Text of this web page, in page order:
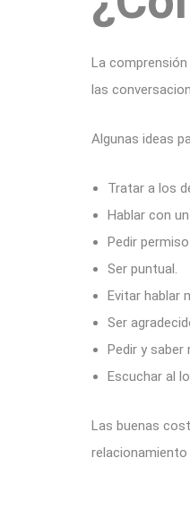
La
las
Algunas ideas
Tratar a los
Hablar con
Pedir
Ser puntual.
Evitar hablar
Ser
Pedir y saber
Escuchar al
Las buenas
relacionamiento